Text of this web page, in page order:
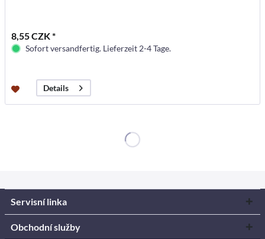
8,55 CZK *
Sofort versandfertig. Lieferzeit 2-4 Tage.
Details
Servisní linka
Obchodní služby